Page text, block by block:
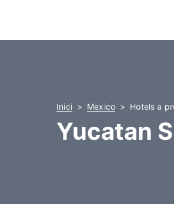
Inici Mexico Hotels a
Yucatan